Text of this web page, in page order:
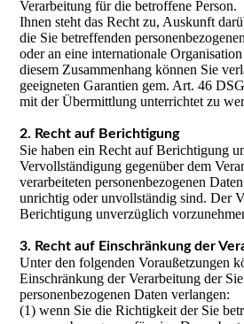
Verarbeitung für die betroffene Person.
Ihnen steht das Recht zu, Auskunft
die Sie betreffenden
oder an eine internationale
diesem Zusammenhang können Sie
geeigneten Garantien gem. Art. 46
mit der Übermittlung unterrichtet zu
2. Recht auf Berichtigung
Sie haben ein Recht auf Berichtigung
Vervollständigung gegenüber dem
verarbeiteten personenbezogenen
unrichtig oder unvollständig sind. Der
Berichtigung unverzüglich
3. Recht auf Einschränkung der
Unter den folgenden Voraußetzungen
Einschränkung der Verarbeitung der
personenbezogenen Daten verlangen:
(1) wenn Sie die Richtigkeit der Sie